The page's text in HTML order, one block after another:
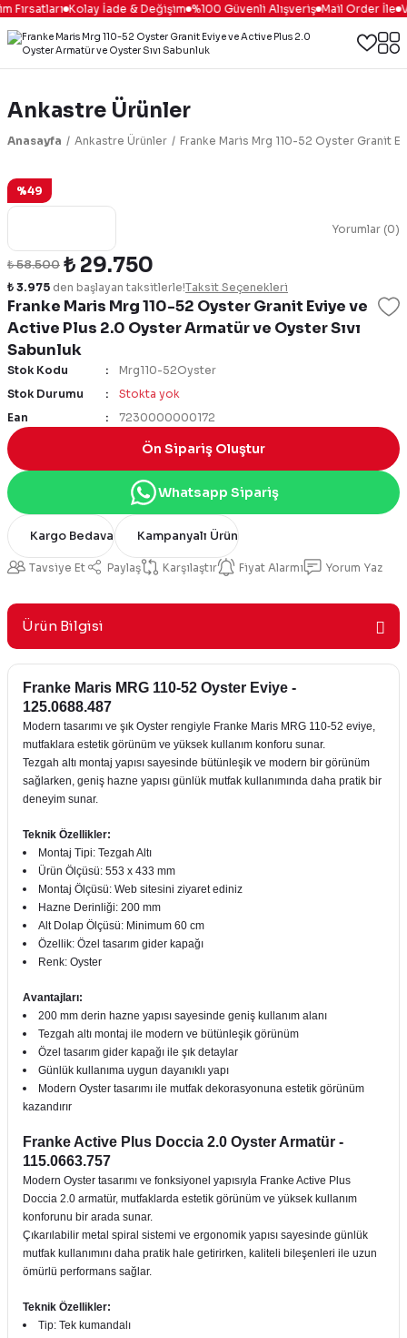
Kolay İade & Değişim %100 Güvenli Alışveriş Mail Order İle
Ankastre Ürünler
Anasayfa Ankastre Ürünler Franke Maris Mrg 110-52 Oyster Granit
%49
Yorumlar (0)
Franke Maris Mrg 110-52 Oyster Granit Eviye ve
Active Plus 2.0 Oyster Armatür ve Oyster Sıvı
Sabunluk
₺ 58.500 ₺ 29.750
₺ 3.975 den başlayan taksitlerle!Taksit Seçenekleri
Stok Kodu
Mrg110-52Oyster
Stok Durumu
Stokta yok
Ean
7230000000172
Ön Sipariş Oluştur
Whatsapp Sipariş
Kargo Bedava Kampanyalı Ürün
Tavsiye Et Paylaş Karşılaştır Fiyat Alarmı Yorum Yaz
Ürün Bilgisi
Franke Maris MRG 110-52 Oyster Eviye -
125.0688.487
Modern tasarımı ve şık Oyster rengiyle Franke Maris MRG 110-52 eviye,
mutfaklara estetik görünüm ve yüksek kullanım konforu sunar.
Tezgah altı montaj yapısı sayesinde bütünleşik ve modern bir görünüm
sağlarken, geniş hazne yapısı günlük mutfak kullanımında daha pratik bir
deneyim sunar.
Teknik Özellikler:
Montaj Tipi: Tezgah Altı
Ürün Ölçüsü: 553 x 433 mm
Montaj Ölçüsü: Web sitesini ziyaret ediniz
Hazne Derinliği: 200 mm
Alt Dolap Ölçüsü: Minimum 60 cm
Özellik: Özel tasarım gider kapağı
Renk: Oyster
Avantajları:
200 mm derin hazne yapısı sayesinde geniş kullanım alanı
Tezgah altı montaj ile modern ve bütünleşik görünüm
Özel tasarım gider kapağı ile şık detaylar
Günlük kullanıma uygun dayanıklı yapı
Modern Oyster tasarımı ile mutfak dekorasyonuna estetik görünüm
kazandırır
Franke Active Plus Doccia 2.0 Oyster Armatür -
115.0663.757
Modern Oyster tasarımı ve fonksiyonel yapısıyla Franke Active Plus
Doccia 2.0 armatür, mutfaklarda estetik görünüm ve yüksek kullanım
konforunu bir arada sunar.
Çıkarılabilir metal spiral sistemi ve ergonomik yapısı sayesinde günlük
mutfak kullanımını daha pratik hale getirirken, kaliteli bileşenleri ile uzun
ömürlü performans sağlar.
Teknik Özellikler:
Tip: Tek kumandalı